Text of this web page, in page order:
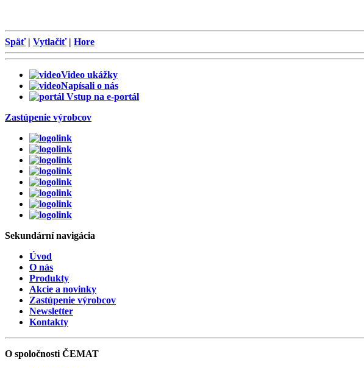
Späť| Vytlačiť| Hore
Video ukážky
Napísali o nás
Vstup na e-portál
Zastúpenie výrobcov
Sekundárnínavigácia
Úvod
O nás
Produkty
Akcie a novinky
Zastúpenie výrobcov
Newsletter
Kontakty
O spoločnosti ČEMAT